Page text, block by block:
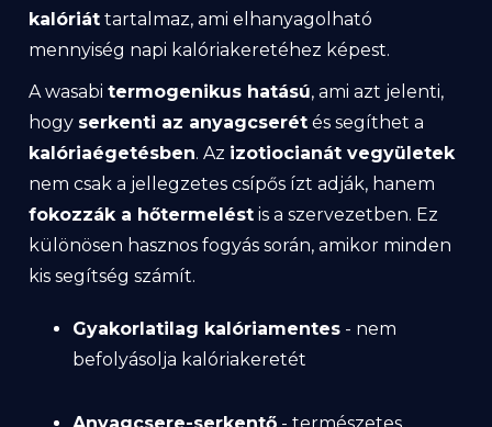
kalóriát tartalmaz, ami elhanyagolható
mennyiség napi kalóriakeretéhez képest.
A wasabi termogenikus hatású, ami azt jelenti,
hogy serkenti az anyagcserét és segíthet a
kalóriaégetésben. Az izotiocianát vegyületek
nem csak a jellegzetes csípős ízt adják, hanem
fokozzák a hőtermelést is a szervezetben. Ez
különösen hasznos fogyás során, amikor minden
kis segítség számít.
Gyakorlatilag kalóriamentes - nem
befolyásolja kalóriakeretét
Anyagcsere-serkentő - természetes